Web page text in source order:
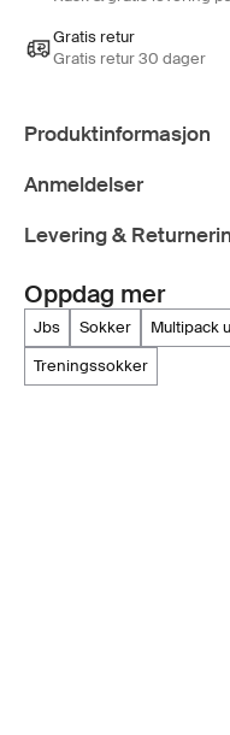
Gratis retur
Gratis retur 30 dager
Produktinformasjon
Anmeldelser
Levering &
Oppdag mer
jbs sokker
treningssokker